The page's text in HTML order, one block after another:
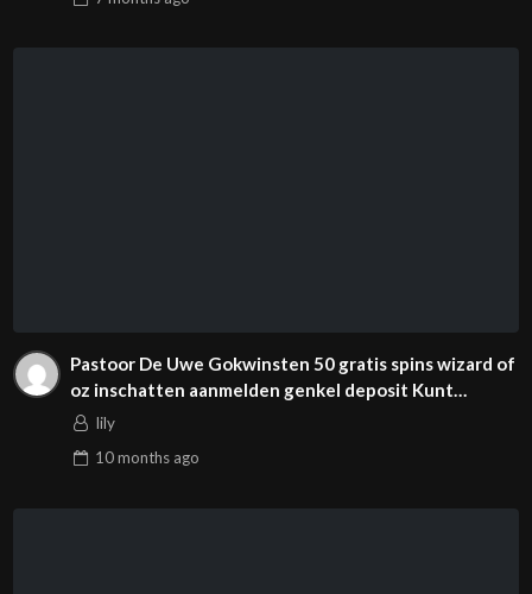
Pastoor De Uwe Gokwinsten 50 gratis spins wizard of
oz inschatten aanmelden genkel deposit Kunt
Maximalisere Razor Shark
lily
10 monthsago